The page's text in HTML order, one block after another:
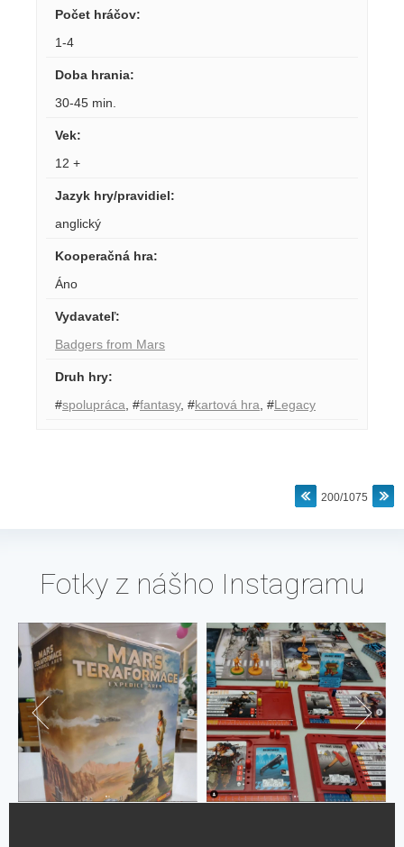
Počet hráčov:
1-4
Doba hrania:
30-45 min.
Vek:
12 +
Jazyk hry/pravidiel:
anglický
Kooperačná hra:
Áno
Vydavateľ:
Badgers from Mars
Druh hry:
#spolupráca #fantasy, #kartová hra #Legacy
200/1075
Fotky z nášho Instagramu